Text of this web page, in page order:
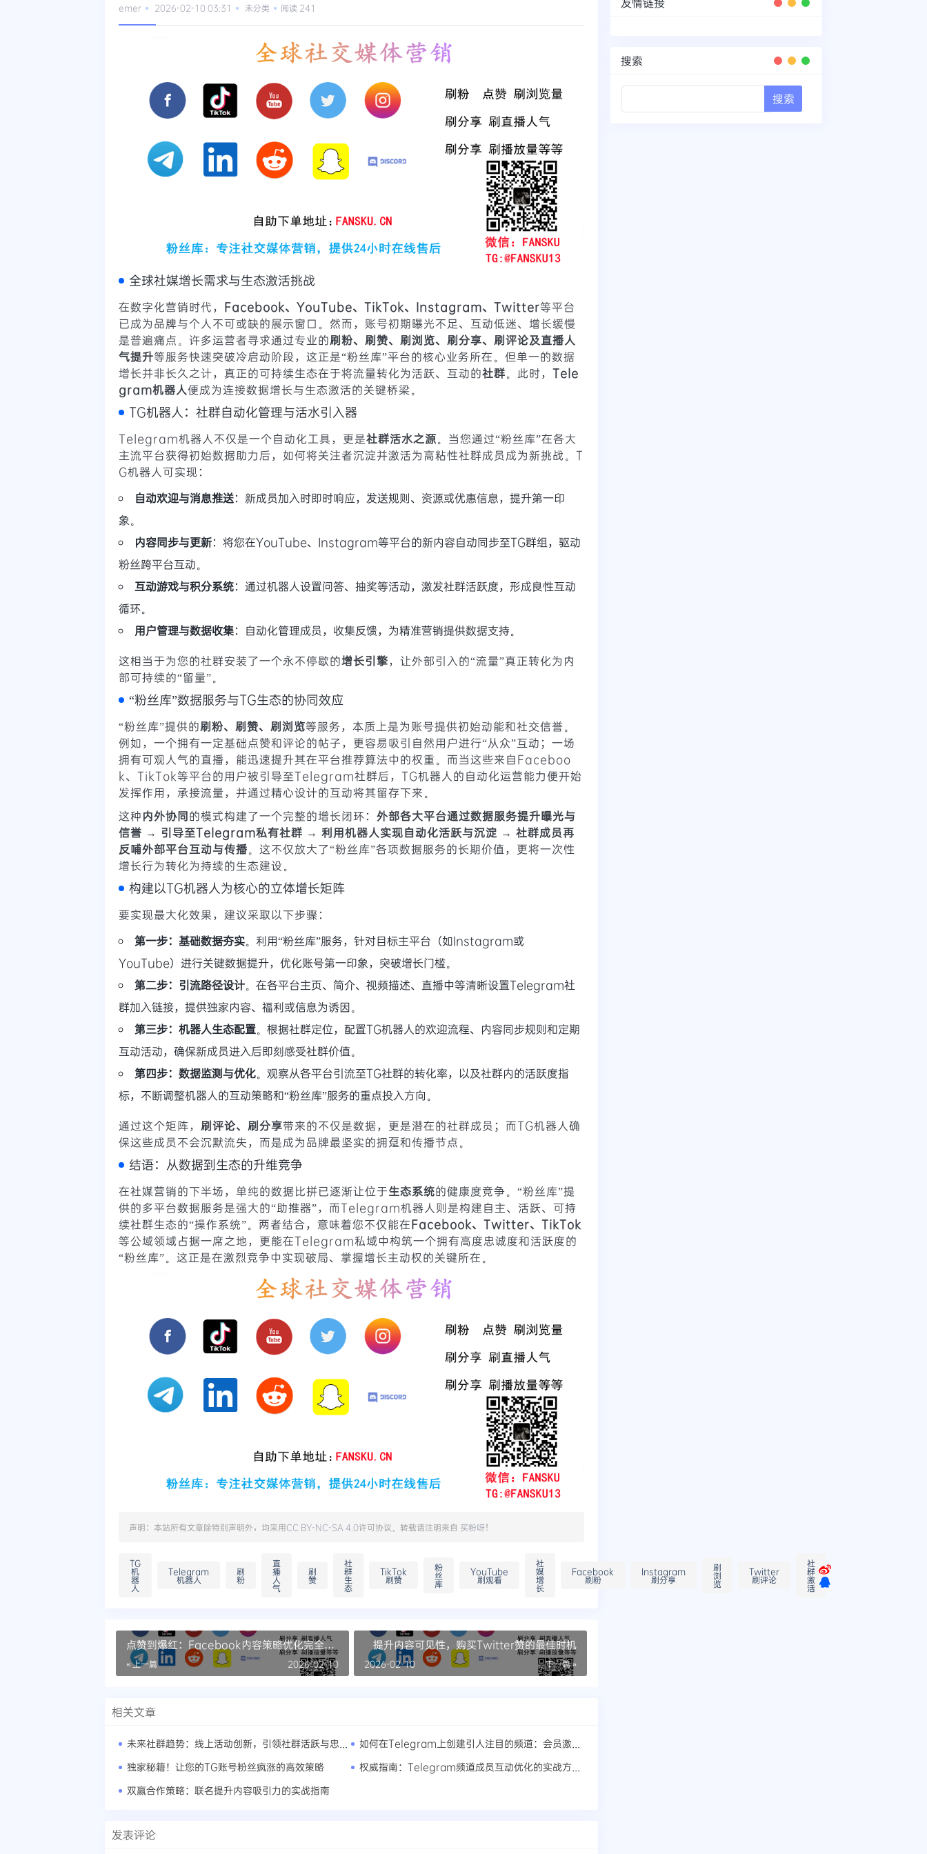
emer 2026-02-10 03:31 未分类 阅读 241
全球社媒增长需求与生态激活挑战
在数字化营销时代， Facebook、YouTube、TikTok、Instagram、Twitter等平台
已成为品牌与个人不可或缺的展示窗口。然而，账号初期曝光不足、互动低迷、增长缓慢
是普遍痛点。许多运营者寻求通过专业的刷粉、刷赞、刷浏览、刷分享、刷评论及直播人
气提升等服务快速突破冷启动阶段，这正是“粉丝库”平台的核心业务所在。但单一的数据
增长并非长久之计，真正的可持续生态在于将流量转化为活跃、互动的社群。此时， Tele
gram机器人便成为连接数据增长与生态激活的关键桥梁。
TG机器人：社群自动化管理与活水引入器
Telegram机器人不仅是一个自动化工具，更是社群活水之源。当您通过“粉丝库”在各大
主流平台获得初始数据助力后，如何将关注者沉淀并激活为高粘性社群成员成为新挑战。T
G机器人可实现：
自动欢迎与消息推送：新成员加入时即时响应，发送规则、资源或优惠信息，提升第一印
象。
内容同步与更新：将您在YouTube、Instagram等平台的新内容自动同步至TG群组，驱动
粉丝跨平台互动。
互动游戏与积分系统：通过机器人设置问答、抽奖等活动，激发社群活跃度，形成良性互动
循环。
用户管理与数据收集：自动化管理成员，收集反馈，为精准营销提供数据支持。
这相当于为您的社群安装了一个永不停歇的增长引擎，让外部引入的“流量”真正转化为内
部可持续的“留量”。
“粉丝库”数据服务与TG生态的协同效应
“粉丝库”提供的刷粉、刷赞、刷浏览等服务，本质上是为账号提供初始动能和社交信誉。
例如，一个拥有一定基础点赞和评论的帖子，更容易吸引自然用户进行“从众”互动；一场
拥有可观人气的直播，能迅速提升其在平台推荐算法中的权重。而当这些来自Faceboo
k、TikTok等平台的用户被引导至Telegram社群后，TG机器人的自动化运营能力便开始
发挥作用，承接流量，并通过精心设计的互动将其留存下来。
这种内外协同的模式构建了一个完整的增长闭环： 外部各大平台通过数据服务提升曝光与
信誉 → 引导至Telegram私有社群 → 利用机器人实现自动化活跃与沉淀 → 社群成员再
反哺外部平台互动与传播。这不仅放大了“粉丝库”各项数据服务的长期价值，更将一次性
增长行为转化为持续的生态建设。
构建以TG机器人为核心的立体增长矩阵
要实现最大化效果，建议采取以下步骤：
第一步：基础数据夯实。利用“粉丝库”服务，针对目标主平台（如Instagram或
YouTube）进行关键数据提升，优化账号第一印象，突破增长门槛。
第二步：引流路径设计。在各平台主页、简介、视频描述、直播中等清晰设置Telegram社
群加入链接，提供独家内容、福利或信息为诱因。
第三步：机器人生态配置。根据社群定位，配置TG机器人的欢迎流程、内容同步规则和定期
互动活动，确保新成员进入后即刻感受社群价值。
第四步：数据监测与优化。观察从各平台引流至TG社群的转化率，以及社群内的活跃度指
标，不断调整机器人的互动策略和“粉丝库”服务的重点投入方向。
通过这个矩阵， 刷评论、刷分享带来的不仅是数据，更是潜在的社群成员；而TG机器人确
保这些成员不会沉默流失，而是成为品牌最坚实的拥趸和传播节点。
结语：从数据到生态的升维竞争
在社媒营销的下半场，单纯的数据比拼已逐渐让位于生态系统的健康度竞争。“粉丝库”提
供的多平台数据服务是强大的“助推器”，而Telegram机器人则是构建自主、活跃、可持
续社群生态的“操作系统”。两者结合，意味着您不仅能在Facebook、Twitter、TikTok
等公域领域占据一席之地，更能在Telegram私域中构筑一个拥有高度忠诚度和活跃度的
“粉丝库”。这正是在激烈竞争中实现破局、掌握增长主动权的关键所在。
声明：本站所有文章除特别声明外，均采用CC BY-NC-SA 4.0许可协议。转载请注明来自 买粉呀！
TG
机
器
人
Telegram
机器人
刷
粉
直
播
人
气
刷
赞
社
群
生
态
TikTok
刷赞
粉
丝
库
YouTube
刷观看
社
媒
增
长
Facebook
刷粉
Instagram
刷分享
刷
浏
览
Twitter
刷评论
社
群
激
活
点赞到爆红：Facebook内容策略优化完全指
南
« 上一篇 2026-02-10
提升内容可见性，购买Twitter赞的最佳时机
下一篇 »
2026-02-10
相关文章
独家秘籍！让您的TG账号粉丝疯涨的高效策略
双赢合作策略：联名提升内容吸引力的实战指南
发表评论
搜索